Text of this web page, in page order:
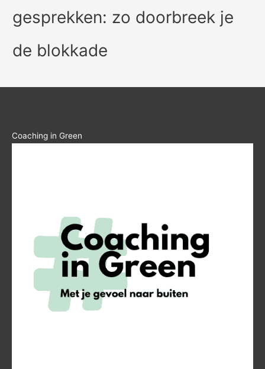
gesprekken: zo doorbreek je
de blokkade
Coaching in Green